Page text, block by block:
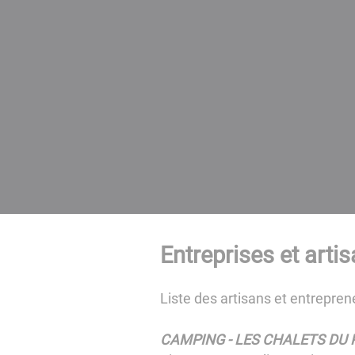
Entreprises et
Liste des artisans et
CAMPING - LES CHALETS DU